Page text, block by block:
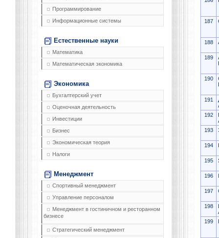
Программирование
Информационные системы
Естественные науки
Математика
Математическая экономика
Экономика
Бухгалтерский учет
Оценочная деятельность
Инвестиции
Бизнес
Экономическая теория
Налоги
Менеджмент
Спортивный менеджмент
Управление персоналом
Менеджмент в гостиничном и ресторанном
бизнесе
Стратегический менеджмент
187
188
189
190
191
192
193
194
195
196
197
198
199